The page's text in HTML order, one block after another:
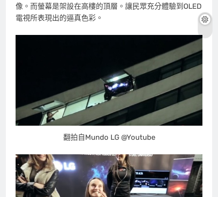
像。而螢幕是架設在高樓的頂層。讓民眾充分體驗到OLED
電視所表現出的逼真色彩。
翻拍自Mundo LG @Youtube